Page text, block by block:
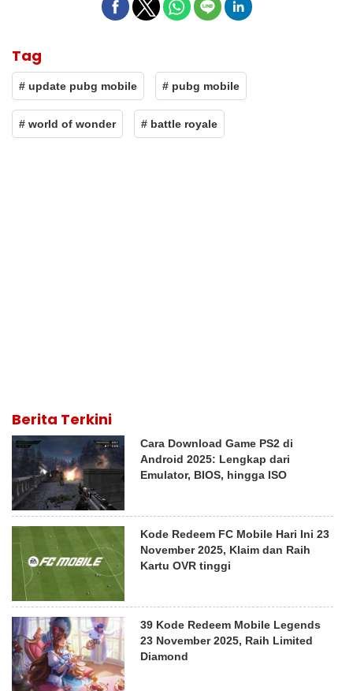
Tag
# update pubg mobile # pubg mobile
# world of wonder # battle royale
Berita Terkini
Cara Download Game PS2 di
Android 2025: Lengkap dari
Emulator, BIOS, hingga ISO
Kode Redeem FC Mobile Hari Ini 23
November 2025, Klaim dan Raih
Kartu OVR tinggi
39 Kode Redeem Mobile Legends
23 November 2025, Raih Limited
Diamond